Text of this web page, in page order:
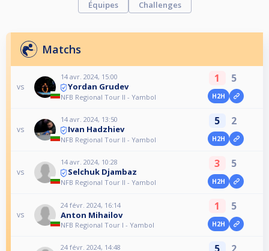
Équipes
Challenges
Matchs
vs
14 avr. 2024, 15:00
Yordan Grudev
NFB Regional Tour II - Yambol
1 5
H2H
vs
14 avr. 2024, 13:50
Ivan Hadzhiev
NFB Regional Tour II - Yambol
5 2
H2H
vs
14 avr. 2024, 10:28
Selchuk Djambaz
NFB Regional Tour II - Yambol
3 5
H2H
vs
24 févr. 2024, 16:14
Anton Mihailov
NFB Regional Tour I - Yambol
1 5
H2H
24 févr. 2024, 14:48